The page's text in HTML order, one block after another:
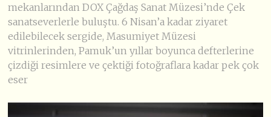
mekanlarından DOX Çağdaş Sanat Müzesi’nde Çek
sanatseverlerle buluştu. 6 Nisan’a kadar ziyaret
edilebilecek sergide, Masumiyet Müzesi
vitrinlerinden, Pamuk’un yıllar boyunca defterlerine
çizdiği resimlere ve çektiği fotoğraflara kadar pek çok
eser